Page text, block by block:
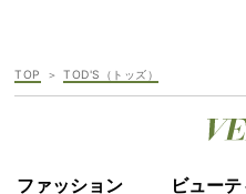
TOP TOD'S（トッズ）
ファッション ビュー